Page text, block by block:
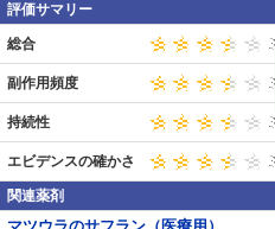
評価サマリー
総合
副作用頻度
持続性
エビデンスの確かさ
関連薬剤